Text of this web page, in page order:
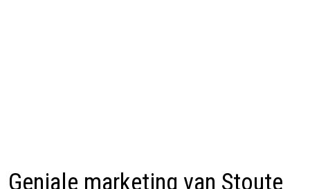
Geniale marketing van Stoute